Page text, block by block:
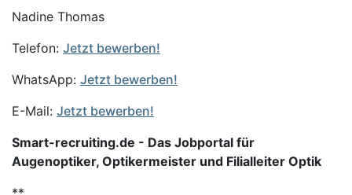
Nadine Thomas
Telefon: Jetzt bewerben!
WhatsApp: Jetzt bewerben!
E-Mail: Jetzt bewerben!
Smart-recruiting.de - Das Jobportal für
Augenoptiker, Optikermeister und Filialleiter Optik